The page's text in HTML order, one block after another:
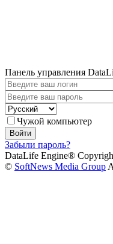
Панель управления
Чужой компьютер
Войти
Забыли пароль?
DataLife Engine®
© SoftNews Media Group